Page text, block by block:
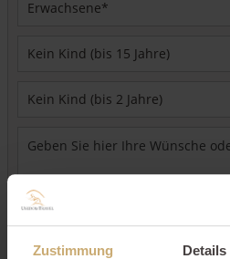
Zustimmung Details
Kontaktdaten